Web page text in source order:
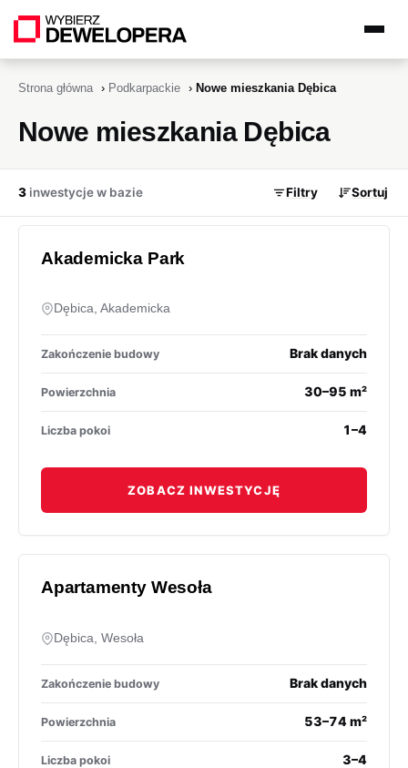
Strona główna › Podkarpackie › Nowe mieszkania Dębica
Nowe mieszkania Dębica
3 inwestycje w bazie Filtry Sortuj
Akademicka Park
Dębica, Akademicka
Zakończenie budowy Brak danych
Powierzchnia 30–95 m²
Liczba pokoi 1–4
ZOBACZ INWESTYCJĘ
Apartamenty Wesoła
Dębica, Wesoła
Zakończenie budowy Brak danych
Powierzchnia 53–74 m²
Liczba pokoi 3–4